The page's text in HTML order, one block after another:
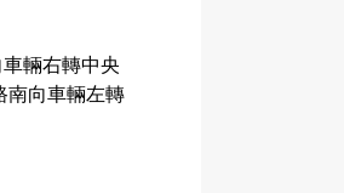
輛右轉中央
南向車輛左轉